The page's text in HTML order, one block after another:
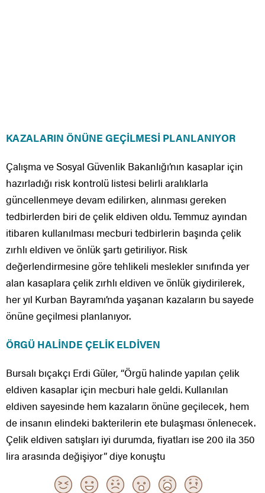
KAZALARIN ÖNÜNE GEÇİLMESİ PLANLANIYOR
Çalışma ve Sosyal Güvenlik Bakanlığı’nın kasaplar için
hazırladığı risk kontrolü listesi belirli aralıklarla
güncellenmeye devam edilirken, alınması gereken
tedbirlerden biri de çelik eldiven oldu. Temmuz ayından
itibaren kullanılması mecburi tedbirlerin başında çelik
zırhlı eldiven ve önlük şartı getiriliyor. Risk
değerlendirmesine göre tehlikeli meslekler sınıfında yer
alan kasaplara çelik zırhlı eldiven ve önlük giydirilerek,
her yıl Kurban Bayramı’nda yaşanan kazaların bu sayede
önüne geçilmesi planlanıyor.
ÖRGÜ HALİNDE ÇELİK ELDİVEN
Bursalı bıçakçı Erdi Güler, “Örgü halinde yapılan çelik
eldiven kasaplar için mecburi hale geldi. Kullanılan
eldiven sayesinde hem kazaların önüne geçilecek, hem
de insanın elindeki bakterilerin ete bulaşması önlenecek.
Çelik eldiven satışları iyi durumda, fiyatları ise 200 ila 350
lira arasında değişiyor” diye konuştu